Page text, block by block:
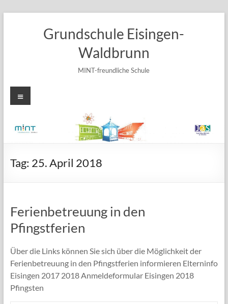
Grundschule Eisingen-
Waldbrunn
MINT-freundliche Schule
Menü
Tag: 25. April 2018
Ferienbetreuung in den
Pfingstferien
Über die Links können Sie sich über die Möglichkeit der
Ferienbetreuung in den Pfingstferien informieren Elterninfo
Eisingen 2017 2018 Anmeldeformular Eisingen 2018
Pfingsten